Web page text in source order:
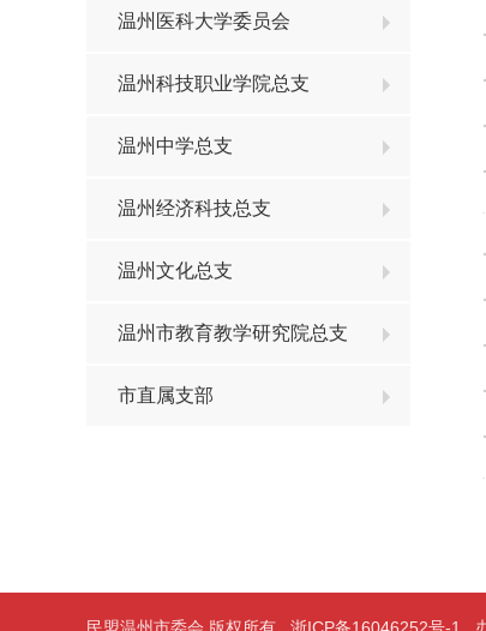
温州医科大学委员会
温州科技职业学院总支
温州中学总支
温州经济科技总支
温州文化总支
温州市教育教学研究院总支
市直属支部
·
·
·
·
·
·
·
·
·